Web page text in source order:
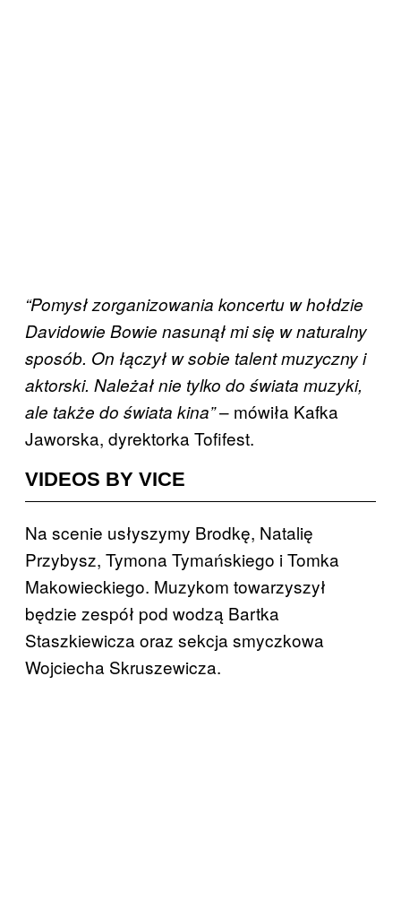
“Pomysł zorganizowania koncertu w hołdzie
Davidowie Bowie nasunął mi się w naturalny
sposób. On łączył w sobie talent muzyczny i
aktorski. Należał nie tylko do świata muzyki,
ale także do świata kina”– mówiła Kafka
Jaworska, dyrektorka Tofifest.
VIDEOS BY VICE
Na scenie usłyszymy Brodkę, Natalię
Przybysz, Tymona Tymańskiego i Tomka
Makowieckiego. Muzykom towarzyszył
będzie zespół pod wodzą Bartka
Staszkiewicza oraz sekcja smyczkowa
Wojciecha Skruszewicza.​